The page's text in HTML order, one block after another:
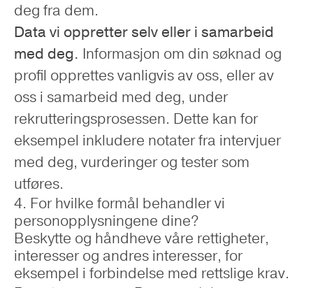
deg fra dem.
Data vi oppretter selv eller i samarbeid
med deg. Informasjon om din søknad og
profil opprettes vanligvis av oss, eller av
oss i samarbeid med deg, under
rekrutteringsprosessen. Dette kan for
eksempel inkludere notater fra intervjuer
med deg, vurderinger og tester som
utføres.
4. For hvilke formål behandler vi
personopplysningene dine?
Beskytte og håndheve våre rettigheter,
interesser og andres interesser, for
eksempel i forbindelse med rettslige krav.